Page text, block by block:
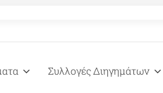
Συλλογές Διηγημάτων